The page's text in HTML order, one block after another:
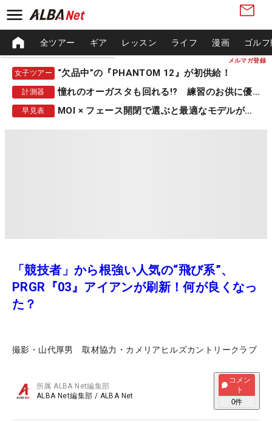
メルマガ登録
全ツアー ギア レッスン ライフ 漫画 ゴル
女子ツアー “欠品中”の『PHANTOM 12』が初供給！
計測器 憧れのオーガスタも回れる!? 練習のお供に優秀な一品
早見表 MOI × フェース開閉で選ぶと最適なモデルが見つかる
「競技者」から根強い人気の“飛び系”、
PRGR『03』アイアンが刷新！何が良くなっ
た？
撮影・山代厚男 取材協力・カメリアヒルズカントリークラブ
所属ALBA Net編集部
ALBA Net編集部 / ALBA Net
コメン
ト
0件